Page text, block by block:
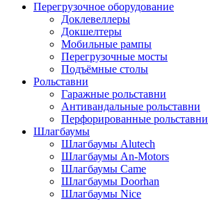
Перегрузочное оборудование
Доклевеллеры
Докшелтеры
Мобильные рампы
Перегрузочные мосты
Подъёмные столы
Рольставни
Гаражные рольставни
Антивандальные рольставни
Перфорированные рольставни
Шлагбаумы
Шлагбаумы Alutech
Шлагбаумы An-Motors
Шлагбаумы Came
Шлагбаумы Doorhan
Шлагбаумы Nice